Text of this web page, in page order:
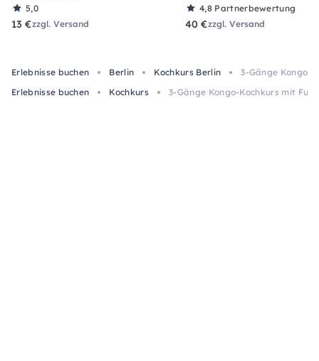
5,0
13 €zzgl. Versand
4,8 Partnerbewertung
40 €zzgl. Versand
Erlebnisse buchen Berlin Kochkurs Berlin
3-Gänge Kongo-
Erlebnisse buchen
Kochkurs 3-Gänge Kongo-Kochkurs mit